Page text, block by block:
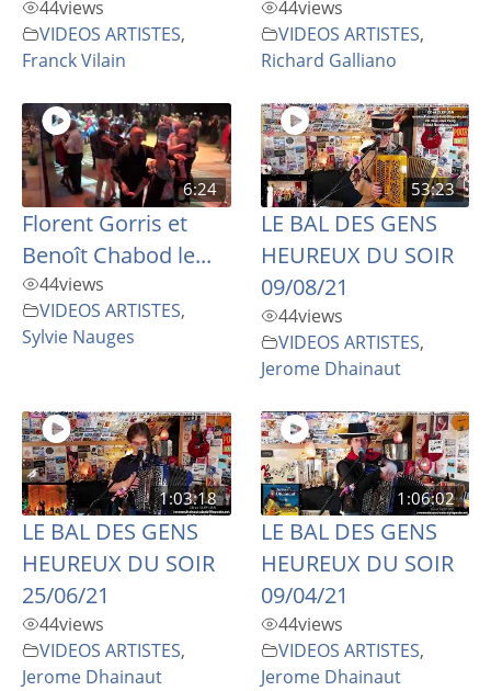
44views
VIDEOS ARTISTES,
Franck Vilain
44views
VIDEOS ARTISTES,
Richard Galliano
6:24
Florent Gorris et
Benoît Chabod le...
44views
VIDEOS ARTISTES,
Sylvie Nauges
53:23
LE BAL DES GENS
HEUREUX DU SOIR
09/08/21
44views
VIDEOS ARTISTES,
Jerome Dhainaut
1:03:18
LE BAL DES GENS
HEUREUX DU SOIR
25/06/21
44views
VIDEOS ARTISTES,
Jerome Dhainaut
1:06:02
LE BAL DES GENS
HEUREUX DU SOIR
09/04/21
44views
VIDEOS ARTISTES,
Jerome Dhainaut